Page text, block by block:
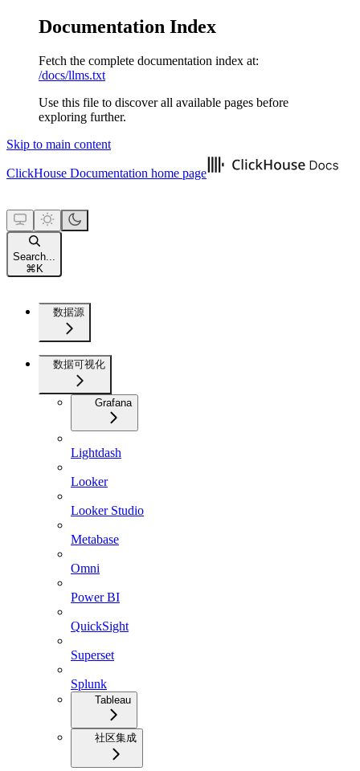
Documentation Index
Fetch the complete documentation index at:
/docs/llms.txt
Use this file to discover all available pages before
exploring further.
Skip to main content
ClickHouse Documentation home page
Search...
⌘ K
数据源
数据可视化
Grafana
Lightdash
Looker
Looker Studio
Metabase
Omni
Power BI
QuickSight
Superset
Splunk
Tableau
社区集成